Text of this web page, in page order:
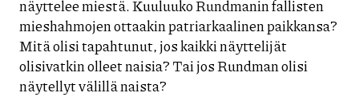
näyttelee miestä. Kuuluuko Rundmanin fallisten
mieshahmojen ottaakin patriarkaalinen paikkansa?
Mitä olisi tapahtunut, jos kaikki näyttelijät
olisivatkin olleet naisia? Tai jos Rundman olisi
näytellyt välillä naista?